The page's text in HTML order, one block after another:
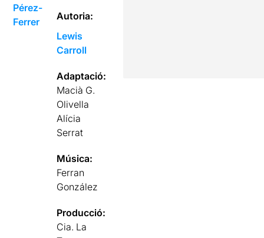
Pérez-
Ferrer
Autoria:
Lewis
Carroll
Adaptació:
Macià G.
Olivella
Alícia
Serrat
Música:
Ferran
González
Producció:
Cia. La